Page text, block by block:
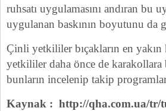
ruhsatı uygulamasını andıran bu
uygulanan baskının boyutunu da
Çinli yetkililer bıçakların en
yetkililer daha önce de karakollara
bunların incelenip takip
Kaynak : http://qha.com.ua/tr/